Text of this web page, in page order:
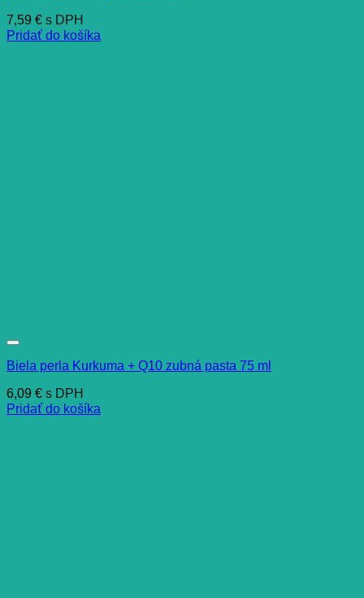
7,59 € s DPH
Pridať do košíka
Biela perla Kurkuma + Q10 zubná pasta 75 ml
6,09 € s DPH
Pridať do košíka